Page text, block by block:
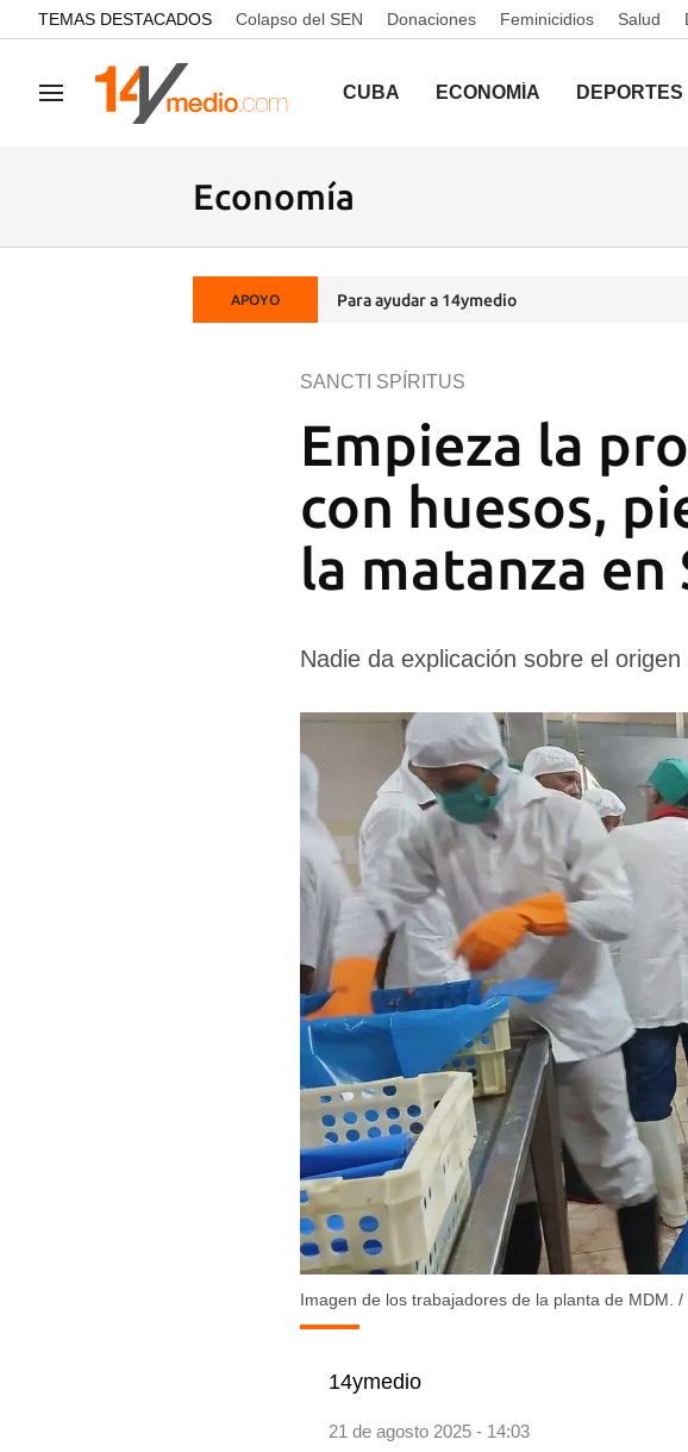
common.go-to-content
TEMAS DESTACADOS Colapso del SEN Donaciones Feminicidios Salud
Navegación CUBA ECONOMÍA DEPORTES
Economía
APOYO Para ayudar a 14ymedio
Empieza la
con huesos,
la matanza
SANCTI SPÍRITUS
Nadie da explicación sobre el
Imagen de los trabajadores de la planta de MDM. /
14ymedio
21 de agosto 2025 - 14:03